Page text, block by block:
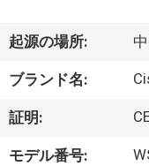
ビ
デ
オ
起源の場所:
ブランド名:
証明:
モデル番号: